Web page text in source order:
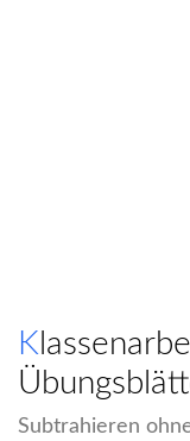
Klassenarbeiten und
Subtrahieren